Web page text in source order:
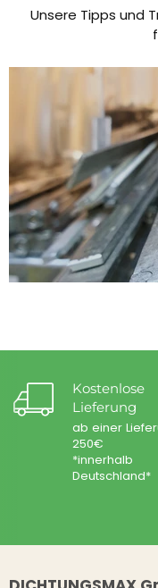
Unsere Tipps und
Kostenlose
Lieferung
ab einer
250€
*innerhalb
Deutschland*